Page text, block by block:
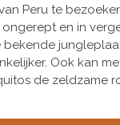
Peru te
en in
Ook kan
de zeldzame